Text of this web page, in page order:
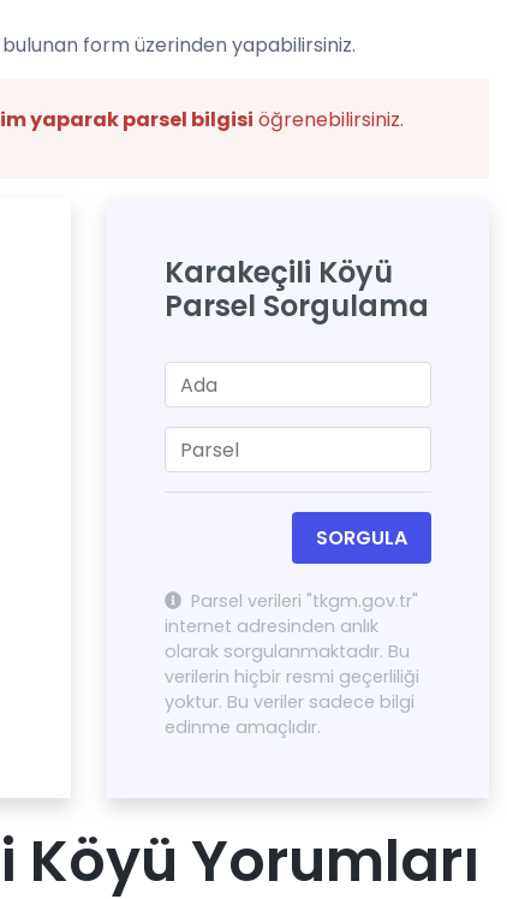
bulunan form üzerinden yapabilirsiniz.
yaparak parsel bilgisi öğrenebilirsiniz.
Karakeçili Köyü
Parsel Sorgulama
SORGULA
Parsel verileri "tkgm.gov.tr"
internet adresinden anlık
olarak sorgulanmaktadır. Bu
verilerin hiçbir resmi geçerliliği
yoktur. Bu veriler sadece bilgi
edinme amaçlıdır.
Yorumları